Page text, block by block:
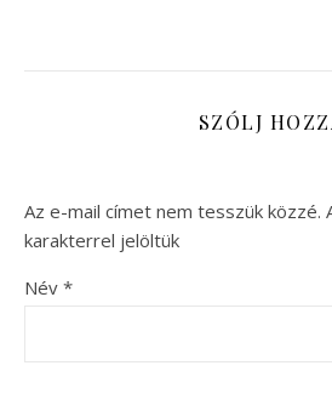
SZÓLJ
Az e-mail címet nem tesszük közzé.
karakterrel jelöltük
Név *